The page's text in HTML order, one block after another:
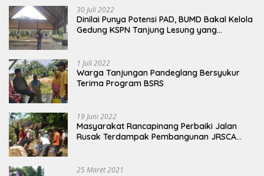
30 Juli 2022
Dinilai Punya Potensi PAD, BUMD Bakal Kelola
Gedung KSPN Tanjung Lesung yang
1 Juli 2022
Warga Tanjungan Pandeglang Bersyukur
Terima Program BSRS
19 Juni 2022
Masyarakat Rancapinang Perbaiki Jalan
Rusak Terdampak Pembangunan JRSCA
25 Maret 2021